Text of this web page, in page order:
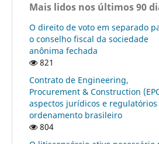
Mais lidos nos últimos 90
O direito de voto em separado
o conselho fiscal da sociedade
anônima fechada
821
Contrato de Engineering,
Procurement & Construction
aspectos jurídicos e
ordenamento brasileiro
804